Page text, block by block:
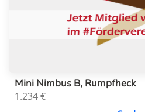
Mini Nimbus B, Rumpfheck
1.234€